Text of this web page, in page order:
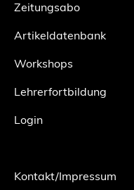
Zeitungsabo
Artikeldatenbank
Workshops
Lehrerfortbildung
Login
Kontakt/Impressum